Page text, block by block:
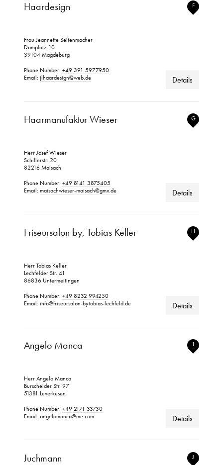
Haardesign
Frau Jeannette Seitenmacher
Domplatz 10
39104 Magdeburg
Phone Number: +49 391 5977950
Email: jlhaardesign@web.de
F
Details
Haarmanufaktur Wieser
Herr Josef Wieser
Schillerstr. 20
82216 Maisach
Phone Number: +49 8141 3875405
Email: maisachwieser-maisach@gmx.de
G
Details
Friseursalon by, Tobias Keller
Herr Tobias Keller
Lechfelder Str. 41
86836 Untermeitingen
Phone Number: +49 8232 994250
Email: info@friseursalon-bytobias-lechfeld.de
H
Details
Angelo Manca
Herr Angelo Manca
Burscheider Str. 97
51381 Leverkusen
Phone Number: +49 2171 33730
Email: angelomanca@me.com
I
Details
Juchmann J